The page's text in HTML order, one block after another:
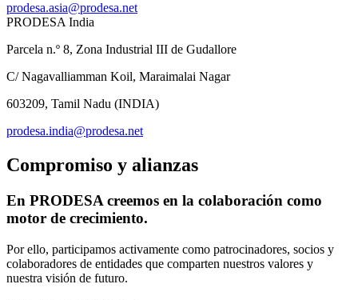
prodesa.asia@prodesa.net
PRODESA India
Parcela n.º 8, Zona Industrial III de Gudallore
C/ Nagavalliamman Koil, Maraimalai Nagar
603209, Tamil Nadu (INDIA)
prodesa.india@prodesa.net
Compromiso y alianzas
En PRODESA creemos en la colaboración como
motor de crecimiento.
Por ello, participamos activamente como patrocinadores, socios y
colaboradores de entidades que comparten nuestros valores y
nuestra visión de futuro.